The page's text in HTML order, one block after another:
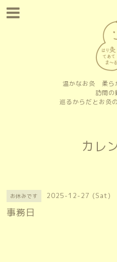
温かなお灸 柔ら
訪問の
巡るからだとお灸の
カレ
お休みです 2025-12-27 (Sat)
事務日